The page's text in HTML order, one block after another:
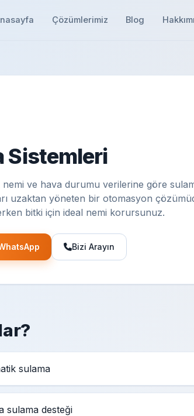
Çözümlerimiz Blog
Sistemleri
nemi ve hava durumu verilerine göre
uzaktan yöneten bir otomasyon
bitki için ideal nemi korursunuz.
Bizi Arayın
sulama
sulama desteği